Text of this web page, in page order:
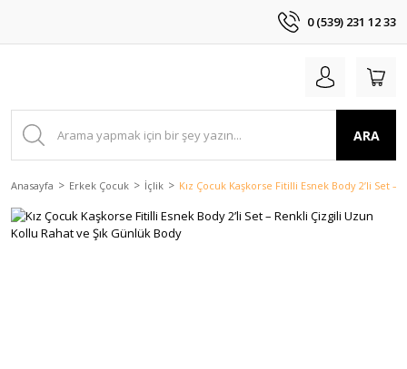
0 (539) 231 12 33
ARA
Anasayfa Erkek Çocuk İçlik Kız Çocuk Kaşkorse Fitilli Esnek Body 2’li Set